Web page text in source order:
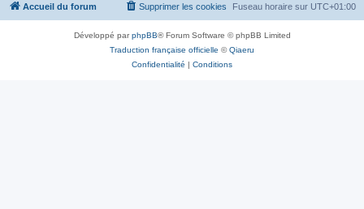
e
Accueil du forum Fuseau horaire sur UTC+01:00
Supprimer les cookies
Développé parphpBB® Forum Software © phpBB Limited
Traduction française officielle ©Qiaeru
Confidentialité | Conditions